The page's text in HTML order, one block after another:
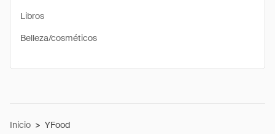
Libros
Belleza/cosméticos
Inicio > YFood